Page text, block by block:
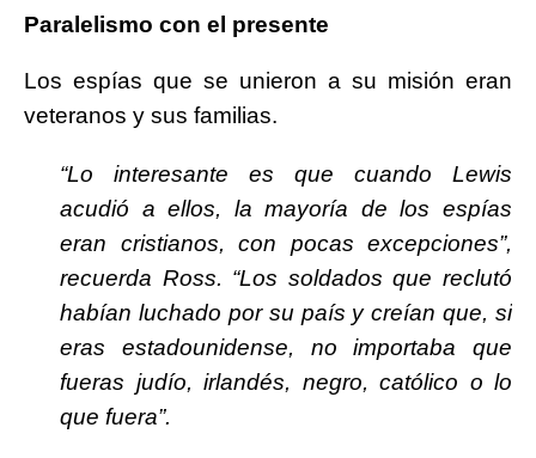
Paralelismo con el presente
Los espías que se unieron a su misión eran
veteranos y sus familias.
“Lo interesante es que cuando Lewis
acudió a ellos, la mayoría de los espías
eran cristianos, con pocas excepciones”,
recuerda Ross. “Los soldados que reclutó
habían luchado por su país y creían que, si
eras estadounidense, no importaba que
fueras judío, irlandés, negro, católico o lo
que fuera”.